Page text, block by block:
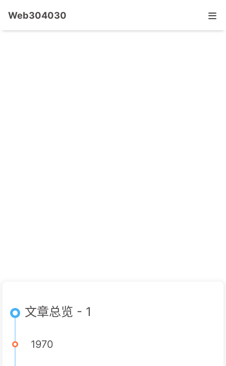
Web304030
文章总览 - 1
1970